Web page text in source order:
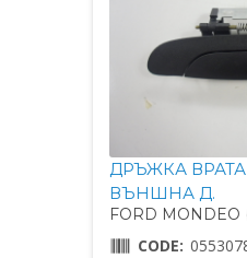
ДРЪЖКА
ВЪНШНА Д.
FORD MONDEO
CODE: